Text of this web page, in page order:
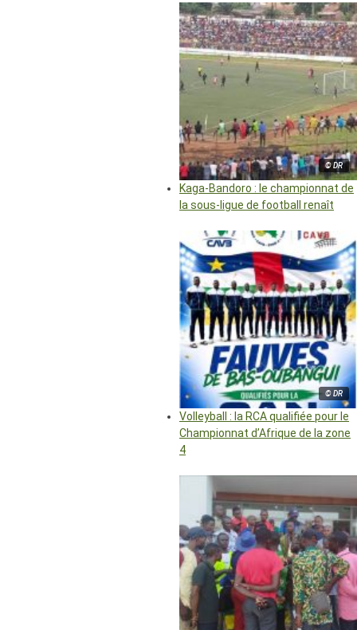
© DR
Kaga-Bandoro : le championnat de
la sous-ligue de football renaît
© DR
Volleyball : la RCA qualifiée pour le
Championnat d’Afrique de la zone
4